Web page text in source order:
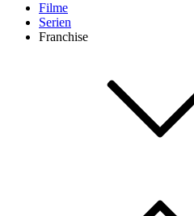
Filme
Serien
Franchise